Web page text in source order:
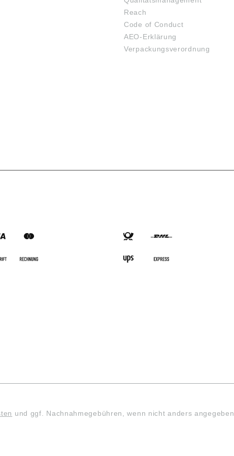
Reach
Code of Conduct
AEO-Erklärung
Verpackungsverordnung
und ggf. Nachnahmegebühren, wenn nicht anders angegeben.